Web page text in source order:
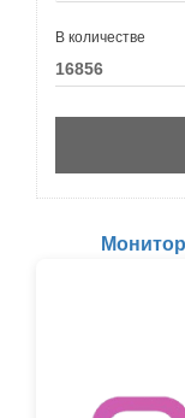
В количестве